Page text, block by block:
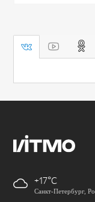
+17
Санкт-Петербург,